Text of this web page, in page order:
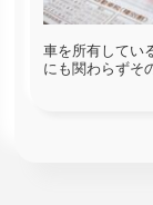
車を所有してい
にも関わらずそ
そうです。「廃
て」と思うか